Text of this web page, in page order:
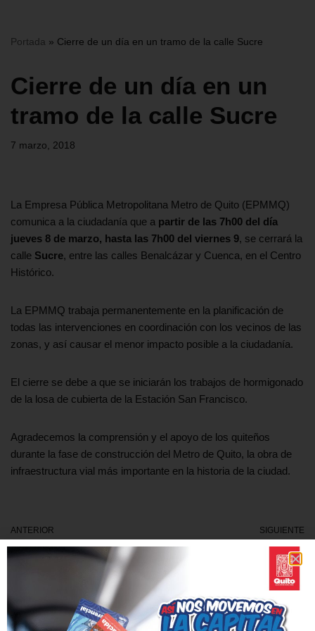
Portada » Cierre de un día en un tramo de la calle Sucre
Cierre de un día en un
tramo de la calle Sucre
7 marzo, 2018
La Empresa Pública Metropolitana Metro de Quito (EPMMQ)
comunica a la ciudadanía que a partir de las 7h00 del día
jueves 8 de marzo, hasta las 7h00 del viernes 9, se cerrará la
calle Sucre, entre las calles Benalcázar y Cuenca, en el Centro
Histórico.
La EPMMQ trabaja permanentemente en la planificación de
todas las intervenciones en coordinación con los vecinos de las
zonas, y así causar el menor impacto posible a la ciudadanía.
El cierre se debe a que se iniciarán los trabajos de hormigonado
de la losa de cubierta de la Estación San Francisco.
Agradecemos la comprensión y el apoyo de los quiteños
durante la fase de construcción del Metro de Quito, la obra de
infraestructura vial más importante en la historia de la ciudad.
ANTERIOR
Cierre de un tramo de la Av.
Eloy Alfaro entre las calles
SIGUIENTE
Cierre de un tramo de la
Avenida Ajaví